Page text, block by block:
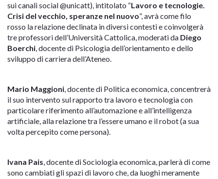
sui canali social @unicatt), intitolato “Lavoro e tecnologie.
Crisi del vecchio, speranze nel nuovo”, avrà come filo
rosso la relazione declinata in diversi contesti e coinvolgerà
tre professori dell’Università Cattolica, moderati da Diego
Boerchi, docente di Psicologia dell’orientamento e dello
sviluppo di carriera dell’Ateneo.
Mario Maggioni, docente di Politica economica, concentrerà
il suo intervento sul rapporto tra lavoro e tecnologia con
particolare riferimento all’automazione e all’intelligenza
artificiale, alla relazione tra l’essere umano e il robot (a sua
volta percepito come persona).
Ivana Pais, docente di Sociologia economica, parlerà di come
sono cambiati gli spazi di lavoro che, da luoghi meramente